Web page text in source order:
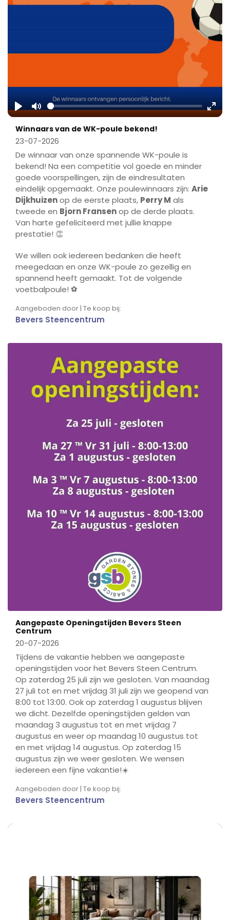
Play Mute
Winnaars van de WK-poule bekend!
23-07-2026
De winnaar van onze spannende WK-poule is
bekend! Na een competitie vol goede en minder
goede voorspellingen, zijn de eindresultaten
eindelijk opgemaakt. Onze poulewinnaars zijn: Arie
Dijkhuizenop de eerste plaats, Perry M als
tweede en Bjorn Fransenop de derde plaats.
Van harte gefeliciteerd met jullie knappe
prestatie! 👏
We willen ook iedereen bedanken die heeft
meegedaan en onze WK-poule zo gezellig en
spannend heeft gemaakt. Tot de volgende
voetbalpoule! ⚽
Aangeboden door | Te koop bij:
Bevers Steencentrum
Aangepaste Openingstijden Bevers Steen
Centrum
20-07-2026
Tijdens de vakantie hebben we aangepaste
openingstijden voor het Bevers Steen Centrum.
Op zaterdag 25 juli zijn we gesloten. Van maandag
27 juli tot en met vrijdag 31 juli zijn we geopend van
8:00 tot 13:00. Ook op zaterdag 1 augustus blijven
we dicht. Dezelfde openingstijden gelden van
maandag 3 augustus tot en met vrijdag 7
augustus en weer op maandag 10 augustus tot
en met vrijdag 14 augustus. Op zaterdag 15
augustus zijn we weer gesloten. We wensen
iedereen een fijne vakantie!☀️
Aangeboden door | Te koop bij:
Bevers Steencentrum